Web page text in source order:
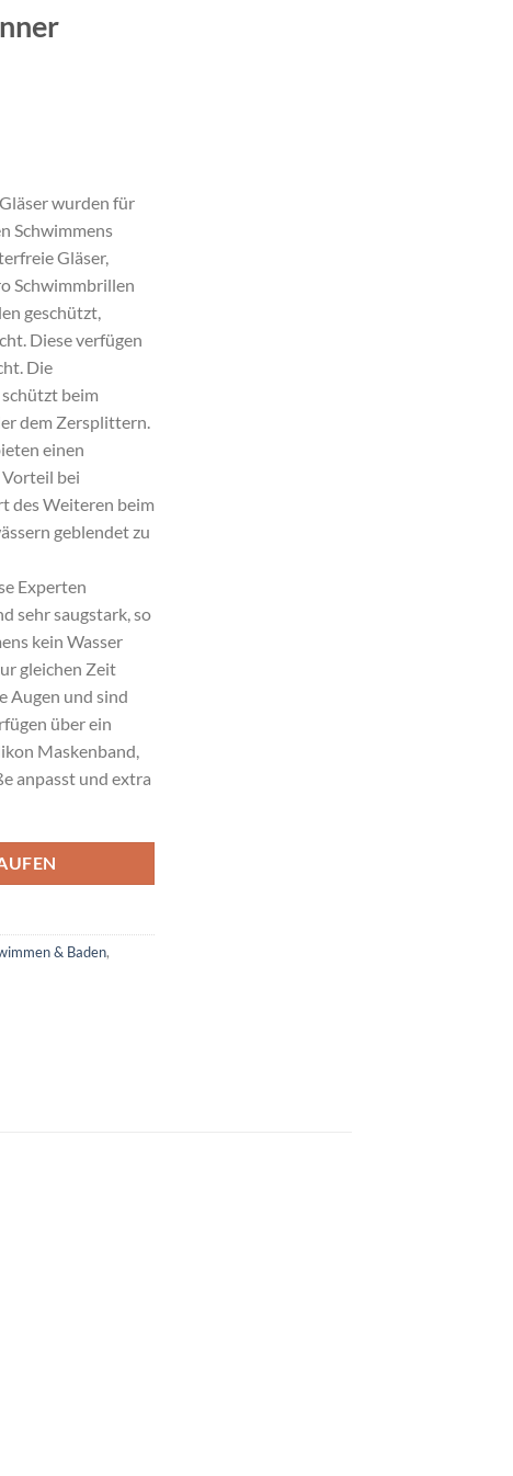
wurden für
Schwimmens
Gläser,
Schwimmbrillen
geschützt,
Diese verfügen
Die
beim
dem Zersplittern.
einen
bei
des Weiteren beim
geblendet zu
Experten
sehr saugstark, so
kein Wasser
gleichen Zeit
Augen und sind
über ein
Maskenband,
anpasst und extra
& Baden,